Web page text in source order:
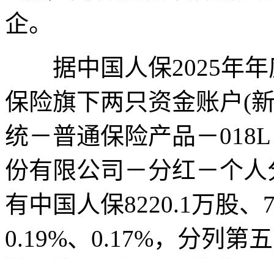
企。
据中国人保2025年年
保险旗下两只资金账户(
统－普通保险产品－
份有限公司－分红－个
有中国人保8220.1万股
0.19%、0.17%，分列第